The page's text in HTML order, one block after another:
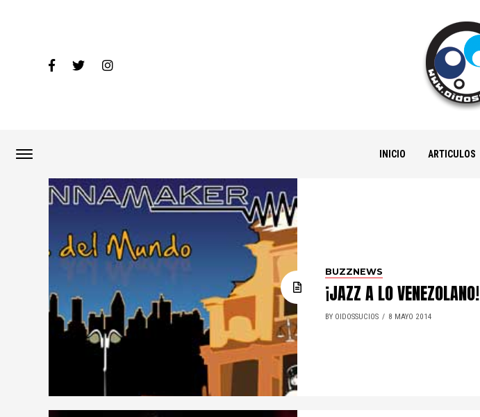
INICIO ARTICULOS
BUZZNEWS
¡JAZZ A LO VENEZOLANO!
BY OIDOSSUCIOS 8 MAYO 2014